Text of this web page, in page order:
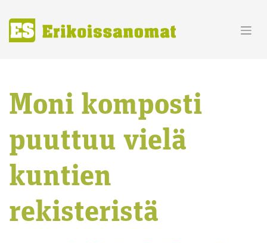
content
Moni komposti
puuttuu vielä
kuntien
rekisteristä